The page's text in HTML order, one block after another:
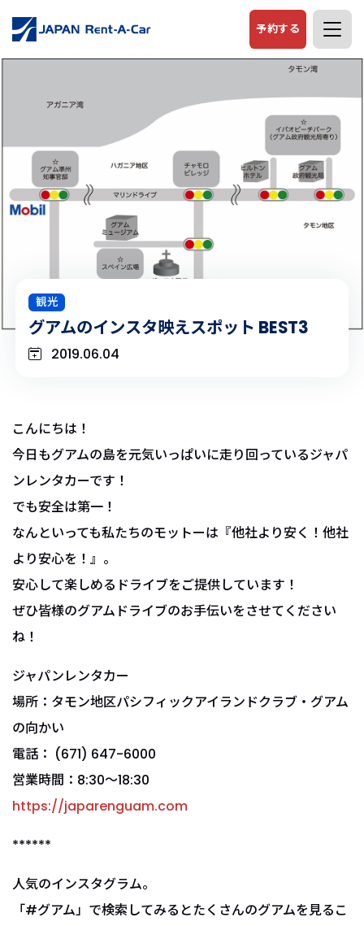
予約する
観光
グアムのインスタ映えスポット BEST3
2019.06.04
こんにちは！
今日もグアムの島を元気いっぱいに走り回っているジャパ
ンレンタカーです！
でも安全は第一！
なんといっても私たちのモットーは『他社より安く！他社
より安心を！』。
安心して楽しめるドライブをご提供しています！
ぜひ皆様のグアムドライブのお手伝いをさせてください
ね！
ジャパンレンタカー
場所：タモン地区パシフィックアイランドクラブ・グアム
の向かい
電話： (671) 647-6000
営業時間：8:30～18:30
https://japarenguam.com
******
人気のインスタグラム。
「#グアム」で検索してみるとたくさんのグアムを見るこ